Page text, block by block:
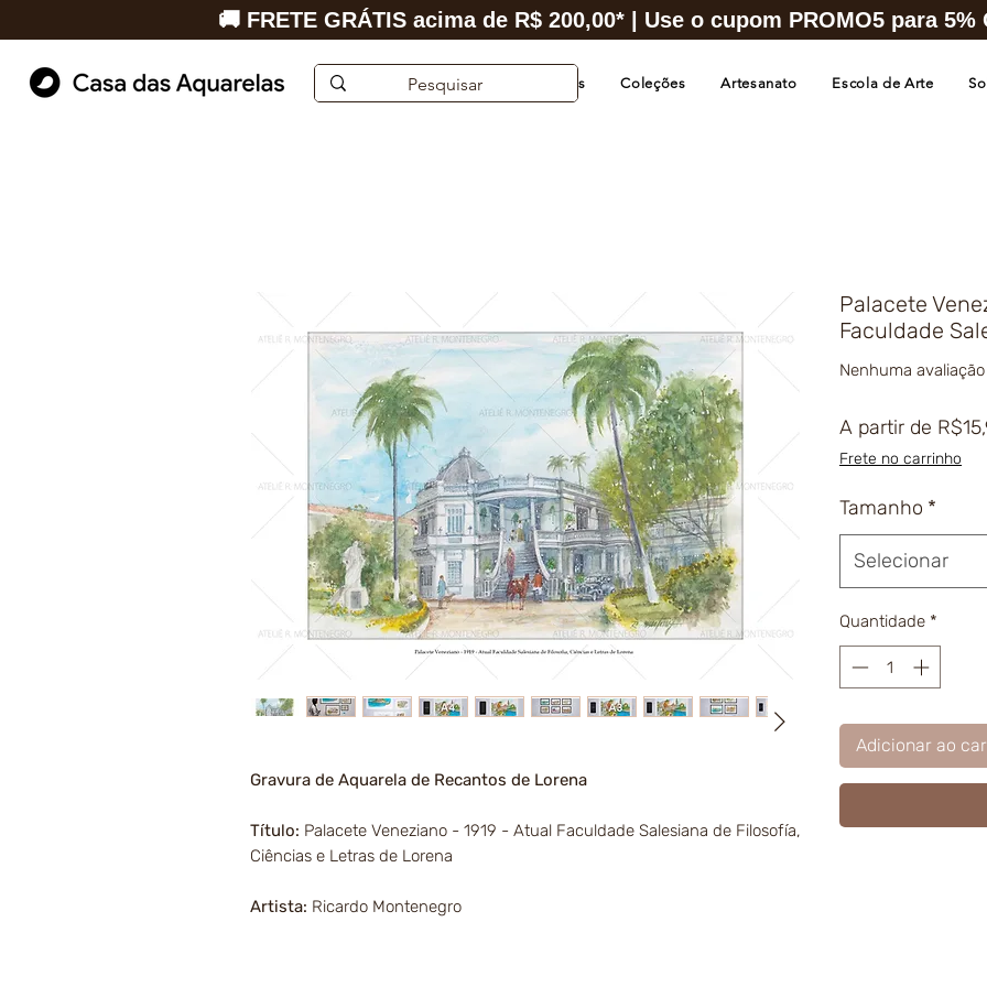
Aquarelas de Cidades Coleções Artesanato Escola de Arte
🚚 FRETE GRÁTIS acima de R$ 200,00* | Use o cupom PROMO5 para
Gravura de Aquarela de Recantos de Lorena
Título: Palacete Veneziano - 1919 - Atual Faculdade Salesiana de Filosofía,
Ciências e Letras de Lorena
Artista: Ricardo Montenegro
Palacete
Faculdade
Nenhuma avaliação
A partir de
Frete no carrinho
Tamanho *
Selecionar
Quantidade *
Adicionar ao